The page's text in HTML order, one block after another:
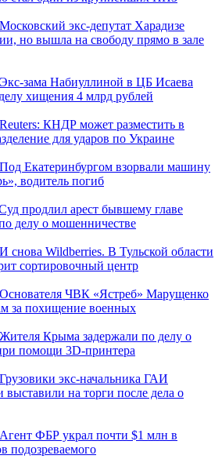
Московский экс-депутат Харадизе
но вышла на свободу прямо в зале
Экс-зама Набиуллиной в ЦБ Исаева
хищения 4 млрд рублей
Reuters: КНДР может разместить в
для ударов по Украине
Под Екатеринбургом взорвали машину
водитель погиб
продлил арест бывшему главе
делу о мошенничестве
И снова Wildberries. В Тульской области
сортировочный центр
Основателя ЧВК «Ястреб» Марущенко
за похищение военных
Жителя Крыма задержали по делу о
помощи 3D‑принтера
Грузовики экс-начальника ГАИ
выставили на торги после дела о
Агент ФБР украл почти $1 млн в
подозреваемого